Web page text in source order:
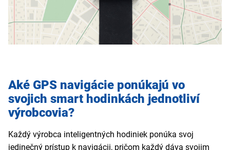
Aké GPS navigácie ponúkajú vo
svojich smart hodinkách jednotliví
výrobcovia?
Každý výrobca inteligentných hodiniek ponúka svoj
jedinečný prístup k navigácii, pričom každý dáva svojim